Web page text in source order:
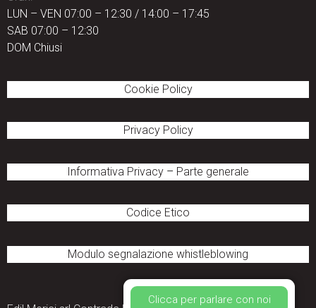
Clicca per parlare con noi
LUN – VEN 07:00 – 12:30 / 14:00 – 17:45
SAB 07:00 – 12:30
DOM Chiusi
Cookie Policy
Privacy Policy
Informativa Privacy – Parte generale
Codice Etico
Modulo segnalazione whistleblowing